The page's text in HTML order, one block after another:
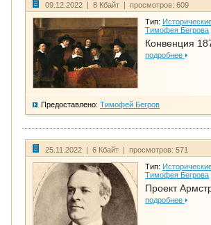
09.12.2022 | 8 Кбайт | просмотров: 609
Тип:
Тимофея Бегрова
Конвенция
подробнее
Предоставлено: Тимофей Бегров
25.11.2022 | 6 Кбайт | просмотров: 571
Тип:
Тимофея Бегрова
Проект
подробнее